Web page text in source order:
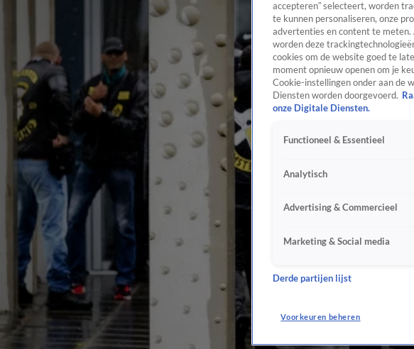
accepteren” selecteert, worden
te kunnen personaliseren, onze
advertenties en content te meten.
worden deze
cookies om de website goed te
moment opnieuw openen om je
Cookie-instellingen onder aan de
Diensten worden doorgevoerd.
onze Digitale Diensten.
Functioneel & Essentieel
Analytisch
Advertising & Commercieel
Marketing & Social media
Derde partijen lijst
Voorkeuren beheren